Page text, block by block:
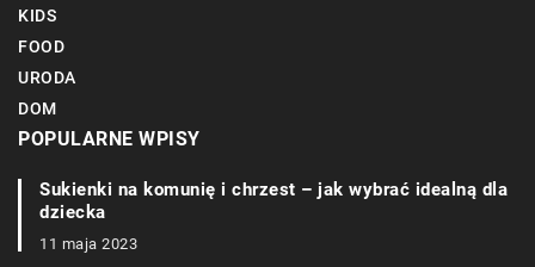
KIDS
FOOD
URODA
DOM
POPULARNE WPISY
Sukienki na komunię i chrzest – jak wybrać idealną dla
dziecka
11 maja 2023